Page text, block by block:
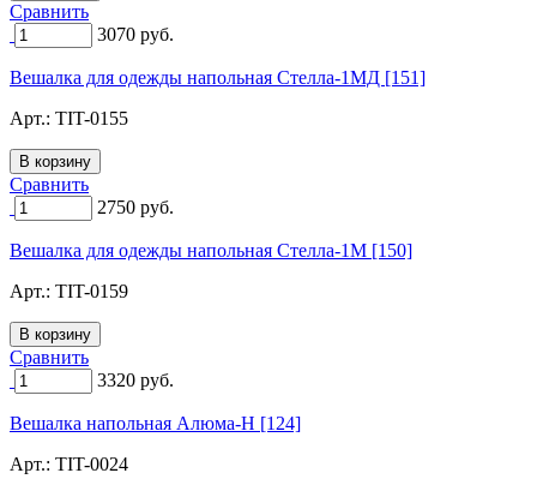
Сравнить
3070 руб.
Вешалка для одежды напольная Стелла-1МД [151]
Арт.: TIT-0155
Сравнить
2750 руб.
Вешалка для одежды напольная Стелла-1М [150]
Арт.: TIT-0159
Сравнить
3320 руб.
Вешалка напольная Алюма-Н [124]
Арт.: TIT-0024